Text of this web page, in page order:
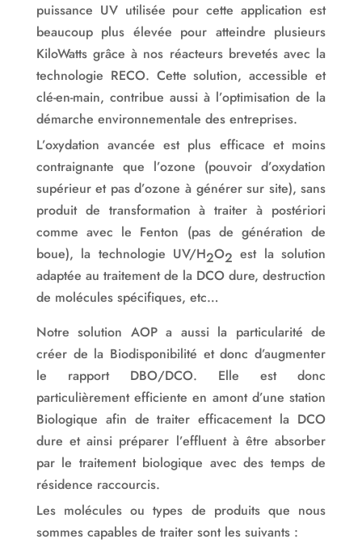
puissance UV utilisée pour cette application est
beaucoup plus élevée pour atteindre plusieurs
KiloWatts grâce à nos réacteurs brevetés avec la
technologie RECO. Cette solution, accessible et
clé-en-main, contribue aussi à l’optimisation de la
démarche environnementale des entreprises.
L’oxydation avancée est plus efficace et moins
contraignante que l’ozone (pouvoir d’oxydation
supérieur et pas d’ozone à générer sur site), sans
produit de transformation à traiter à postériori
comme avec le Fenton (pas de génération de
boue), la technologie UV/H2O2 est la solution
adaptée au traitement de la DCO dure, destruction
de molécules spécifiques, etc…
Notre solution AOP a aussi la particularité de
créer de la Biodisponibilité et donc d’augmenter
le rapport DBO/DCO. Elle est donc
particulièrement efficiente en amont d’une station
Biologique afin de traiter efficacement la DCO
dure et ainsi préparer l’effluent à être absorber
par le traitement biologique avec des temps de
résidence raccourcis.
Les molécules ou types de produits que nous
sommes capables de traiter sont les suivants :